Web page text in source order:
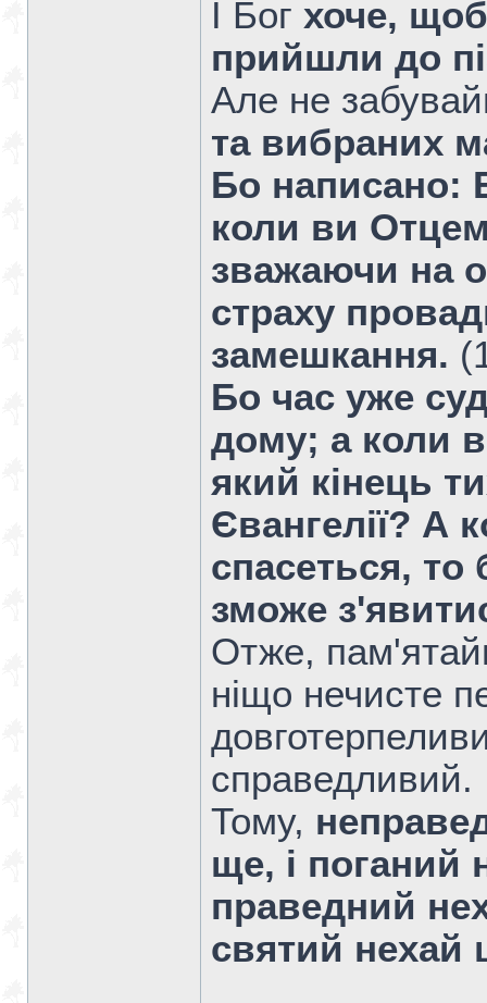
І Бог хоче,
прийшли до
Але не
та вибраних
Бо написано:
коли ви
зважаючи на
страху
замешкання.
Бо час уже
дому; а коли
який кінець
Євангелії? А
спасеться, то
зможе
Отже,
ніщо нечисте
справедливий.
Тому,
ще, і поганий
праведний
святий нехай